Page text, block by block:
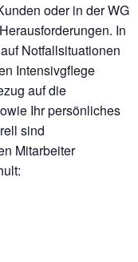
oder in der WG
In
Notfallsituationen
Intensivgflege
auf die
Ihr persönliches
sind
Mitarbeiter